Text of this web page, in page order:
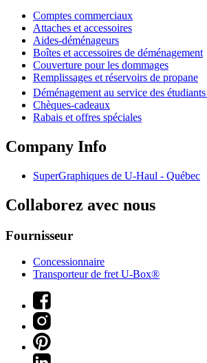
Comptes commerciaux
Attaches et accessoires
Aides-déménageurs
Boîtes et accessoires de déménagement
Couverture pour les dommages
Remplissages et réservoirs de propane
Déménagement au service des
Chèques-cadeaux
Rabais et offres spéciales
Company Info
SuperGraphiques de U-Haul - Québec
Collaborez avec nous
Fournisseur
Concessionnaire
Transporteur de fret U-Box®